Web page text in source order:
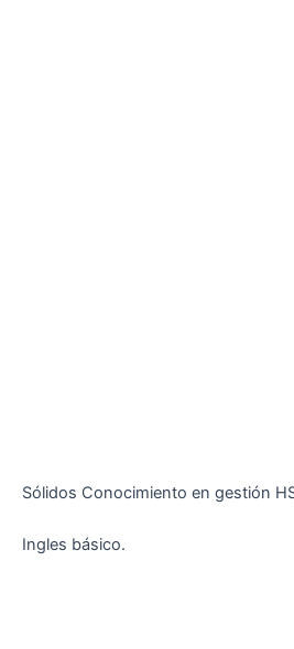
Sólidos Conocimiento en gestión
Ingles básico.